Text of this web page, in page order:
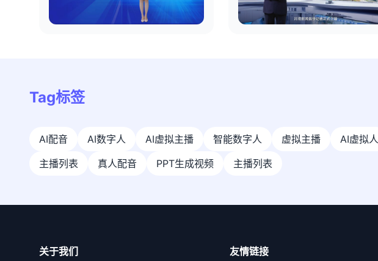
Tag标签
AI配音 AI数字人 AI虚拟主播 智能数字人 虚拟主播 AI虚拟人
主播列表
真人配音 PPT生成视频 主播列表
关于我们 友情链接